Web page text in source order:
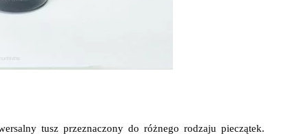
tusz przeznaczony do różnego rodzaju pieczątek.